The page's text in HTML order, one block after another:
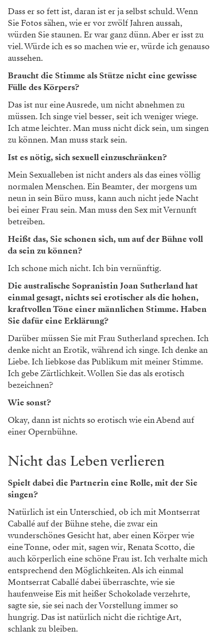
Dass er so fett ist, daran ist er ja selbst schuld. Wenn
Sie Fotos sähen, wie er vor zwölf Jahren aussah,
würden Sie staunen. Er war ganz dünn. Aber er isst zu
viel. Würde ich es so machen wie er, würde ich genauso
aussehen.
Braucht die Stimme als Stütze nicht eine gewisse
Fülle des Körpers?
Das ist nur eine Ausrede, um nicht abnehmen zu
müssen. Ich singe viel besser, seit ich weniger wiege.
Ich atme leichter. Man muss nicht dick sein, um singen
zu können. Man muss stark sein.
Ist es nötig, sich sexuell einzuschränken?
Mein Sexualleben ist nicht anders als das eines völlig
normalen Menschen. Ein Beamter, der morgens um
neun in sein Büro muss, kann auch nicht jede Nacht
bei einer Frau sein. Man muss den Sex mit Vernunft
betreiben.
Heißt das, Sie schonen sich, umauf der Bühne voll
da sein zu können?
Ich schone mich nicht. Ich bin vernünftig.
Die australische Sopranistin Joan Sutherland hat
einmal gesagt, nichts sei erotischer als die ­hohen,
kraftvollen Töne einer männlichenStimme. Haben
Sie dafür eine Erklärung?
Darüber müssen Sie mit Frau Sutherland sprechen. Ich
denke nicht an Erotik, während ich singe. Ich denke an
Liebe. Ich liebkose das Publikum mit meiner Stimme.
Ich gebe Zärtlichkeit. Wollen Sie das als erotisch
bezeichnen?
Wie sonst?
Okay, dann ist nichts so erotisch wie ein Abend auf
einer Opernbühne.
Nicht das Leben verlieren
Spielt dabei die Partnerin eine Rolle, mit der Sie
singen?
Natürlich ist ein Unterschied, ob ich mit Montserrat
Caballé auf der Bühne stehe, die zwar ein
wunderschönes Gesicht hat, aber einen Körper wie
eine Tonne, oder mit, sagen wir, Renata Scotto, die
auch körperlich eine schöne Frau ist. Ich verhalte mich
entsprechend den Möglichkeiten. Als ich einmal
Montserrat Caballé dabei überraschte, wie sie
haufenweise Eis mit heißer Schokolade verzehrte,
sagte sie, sie sei nach der Vorstellung immer so
hungrig. Das ist natürlich nicht die richtige Art,
schlank zu bleiben.